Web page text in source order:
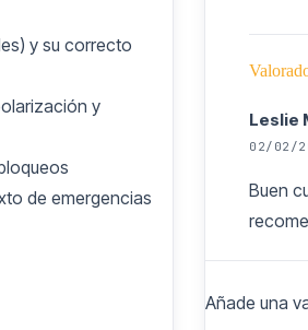
y su correcto
y
de emergencias
Leslie
02/02/
Buen
Añade una